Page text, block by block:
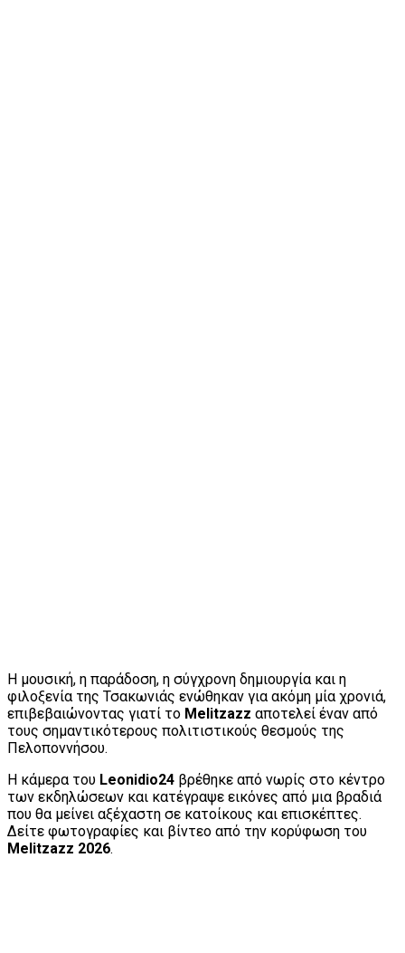
Η μουσική, η παράδοση, η σύγχρονη δημιουργία και η
φιλοξενία της Τσακωνιάς ενώθηκαν για ακόμη μία χρονιά,
επιβεβαιώνοντας γιατί το Melitzazz αποτελεί έναν από
τους σημαντικότερους πολιτιστικούς θεσμούς της
Πελοποννήσου.
Η κάμερα του Leonidio24 βρέθηκε από νωρίς στο κέντρο
των εκδηλώσεων και κατέγραψε εικόνες από μια βραδιά
που θα μείνει αξέχαστη σε κατοίκους και επισκέπτες.
Δείτε φωτογραφίες και βίντεο από την κορύφωση του
Melitzazz 2026.